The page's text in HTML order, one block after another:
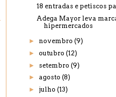
18 entradas e petiscos
Adega Mayor leva
hipermercados
► novembro (9)
► outubro (12)
► setembro (9)
► agosto (8)
► julho (13)